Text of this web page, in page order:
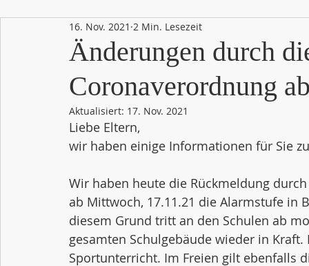
Änderungen durch
Coronaverordnung
16. Nov. 2021 2 Min. Lesezeit
Aktualisiert: 17. Nov. 2021
Liebe Eltern,
wir haben einige Informationen für Sie
Wir haben heute die Rückmeldung
ab Mittwoch, 17.11.21 die Alarmstufe in
diesem Grund tritt an den Schulen ab
gesamten Schulgebäude wieder in
Sportunterricht. Im Freien gilt ebenfalls